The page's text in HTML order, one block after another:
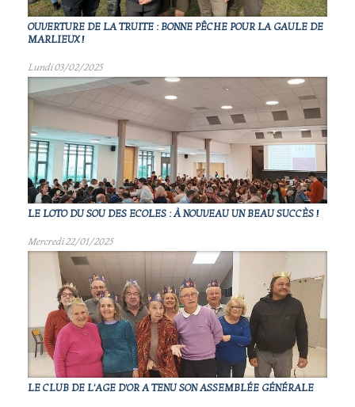
OUVERTURE DE LA TRUITE : BONNE PÊCHE POUR LA GAULE DE
MARLIEUX !
Lundi 03/02/2025
LE LOTO DU SOU DES ECOLES : À NOUVEAU UN BEAU SUCCÈS !
Mercredi 22/01/2025
LE CLUB DE L'AGE D'OR A TENU SON ASSEMBLÉE GÉNÉRALE